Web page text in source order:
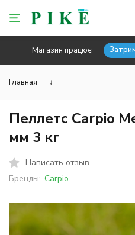
Магазин працює
Главная ↓
Пеллетс Carpio
мм 3 кг
Написать отзыв
Бренды: Carpio